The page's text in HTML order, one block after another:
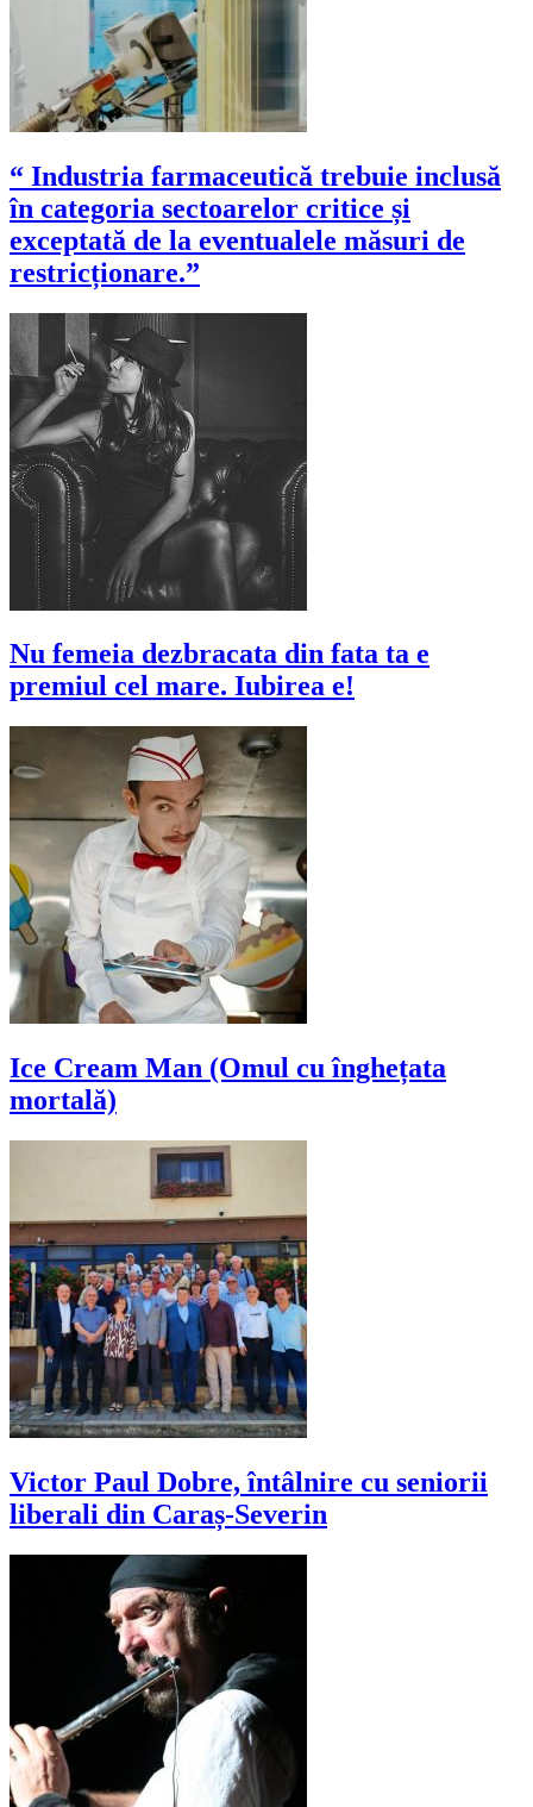
“ Industria farmaceutică trebuie inclusă
în categoria sectoarelor critice și
exceptată de la eventualele măsuri de
restricționare.”
Nu femeia dezbracata din fata ta e
premiul cel mare. Iubirea e!
Ice Cream Man (Omul cu înghețata
mortală)
Victor Paul Dobre, întâlnire cu seniorii
liberali din Caraș-Severin